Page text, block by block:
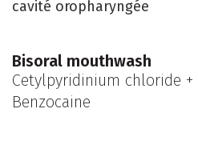
cavité oropharyngée
Bisoral mouthwash
Cetylpyridinium chloride +
Benzocaine